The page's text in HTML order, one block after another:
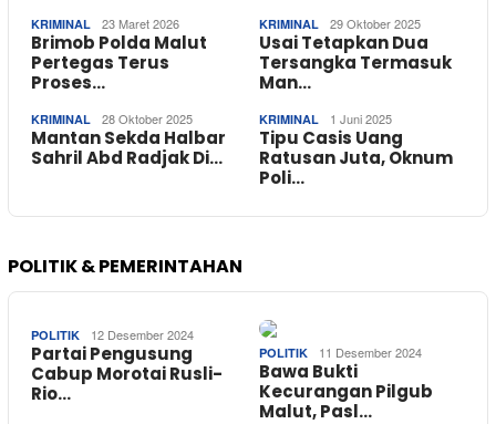
KRIMINAL 23 Maret 2026
Brimob Polda Malut
Pertegas Terus
Proses…
KRIMINAL 29 Oktober 2025
Usai Tetapkan Dua
Tersangka Termasuk
Man…
KRIMINAL 28 Oktober 2025
Mantan Sekda Halbar
Sahril Abd Radjak Di…
KRIMINAL 1 Juni 2025
Tipu Casis Uang
Ratusan Juta, Oknum
Poli…
POLITIK & PEMERINTAHAN
POLITIK 12 Desember 2024
Partai Pengusung
Cabup Morotai Rusli-
Rio…
POLITIK 11 Desember 2024
Bawa Bukti
Kecurangan Pilgub
Malut, Pasl…